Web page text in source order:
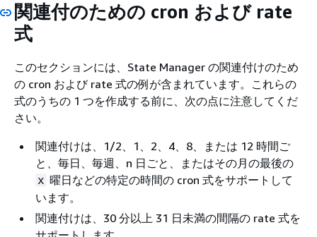
関連付のための cron および rate
式
このセクションには、State Manager の関連付けのため
の cron および rate 式の例が含まれています。これらの
式のうちの 1 つを作成する前に、次の点に注意してくだ
さい。
関連付けは、1/2、1、2、4、8、または 12 時間ご
と、毎日、毎週、n 日ごと、またはその月の最後の
x 曜日などの特定の時間の cron 式をサポートして
います。
関連付けは、30 分以上 31 日未満の間隔の rate 式を